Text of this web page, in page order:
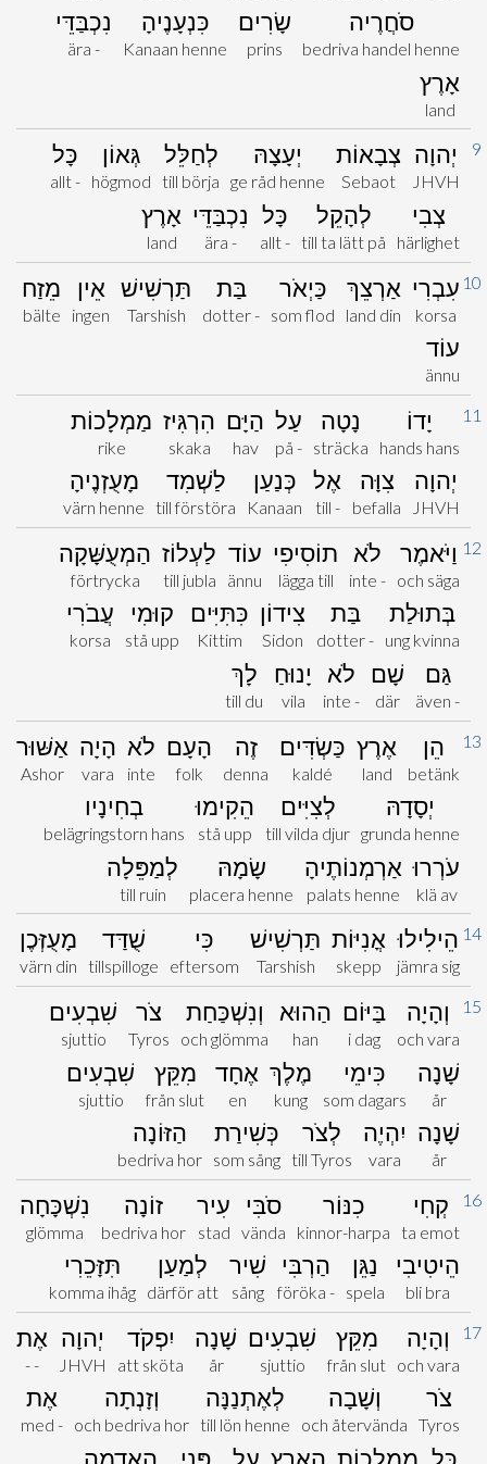
סֹחֲרֶיה
bedriva handel henne
שָׂרִים
prins
כִּנְעָנֶיהָ
Kanaan henne
נִכְבַּדֵּי
ära -
אָרֶץ
land
9
יְהוָה
JHVH
צְבָאוֹת
Sebaot
יְעָצָהּ
ge råd henne
לְחַלֵּל
till börja
גְּאוֹן
högmod
כָּל
allt -
צְבִי
härlighet
לְהָקֵל
till ta lätt på
כָּל
allt -
נִכְבַּדֵּי
ära -
אָרֶץ
land
10 עִבְרִי
korsa
אַרְצֵךְ
land din
כַּיְאֹר
som flod
בַּת
dotter -
תַּרְשִׁישׁ
Tarshish
אֵין
ingen
מֵזַח
bälte
עוֹד
ännu
11
יָדוֹ
hands hans
נָטָה
sträcka
עַל
på -
הַיָּם
hav
הִרְגִּיז
skaka
מַמְלָכוֹת
rike
יְהוָה
JHVH
צִוָּה
befalla
אֶל
till -
כְּנַעַן
Kanaan
לַשְׁמִד
till förstöra
מָעֻזְנֶיהָ
värn henne
12 וַיֹּאמֶר
och säga
לֹא
inte -
תוֹסִיפִי
lägga till
עוֹד
ännu
לַעְלוֹז
till jubla
הַמְעֻשָּׁקָה
förtrycka
בְּתוּלַת
ung kvinna
בַּת
dotter -
צִידוֹן
Sidon
כִּתִּיִּים
Kittim
קוּמִי
stå upp
עֲבֹרִי
korsa
גַּם
även -
שָׁם
där
לֹא
inte -
יָנוּחַ
vila
לָךְ
till du
13
הֵן
betänk
אֶרֶץ
land
כַּשְׂדִּים
kaldé
זֶה
denna
הָעָם
folk
לֹא
inte
הָיָה
vara
אַשּׁוּר
Ashor
יְסָדָהּ
grunda henne
לְצִיִּים
till vilda djur
הֵקִימוּ
stå upp
בְחִינָיו
belägringstorn hans
עֹרְרוּ
klä av
אַרְמְנוֹתֶיהָ
palats henne
שָׂמָהּ
placera henne
לְמַפֵּלָה
till ruin
14 הֵילִילוּ
jämra sig
אֳנִיּוֹת
skepp
תַּרְשִׁישׁ
Tarshish
כִּי
eftersom
שֻׁדַּד
tillspilloge
מָעֻזְּכֶן
värn din
15
וְהָיָה
och vara
בַּיּוֹם
i dag
הַהוּא
han
וְנִשְׁכַּחַת
och glömma
צֹר
Tyros
שִׁבְעִים
sjuttio
שָׁנָה
år
כִּימֵי
som dagars
מֶלֶךְ
kung
אֶחָד
en
מִקֵּץ
från slut
שִׁבְעִים
sjuttio
שָׁנָה
år
יִהְיֶה
vara
לְצֹר
till Tyros
כְּשִׁירַת
som sång
הַזּוֹנָה
bedriva hor
16
קְחִי
ta emot
כִנּוֹר
kinnor-harpa
סֹבִּי
vända
עִיר
stad
זוֹנָה
bedriva hor
נִשְׁכָּחָה
glömma
הֵיטִיבִי
bli bra
נַגֵּן
spela
הַרְבִּי
föröka -
שִׁיר
sång
לְמַעַן
därför att
תִּזָּכֵרִי
komma ihåg
17
וְהָיָה
och vara
מִקֵּץ
från slut
שִׁבְעִים
sjuttio
שָׁנָה
år
יִפְקֹד
att sköta
יְהוָה
JHVH
אֶת
- -
צֹר
Tyros
וְשָׁבָה
och återvända
לְאֶתְנַנָּה
till lön henne
וְזָנְתָה
och bedriva hor
אֶת
med -
כָּל מַמְלְכוֹת הָאָרֶץ עַל פְּנֵי הָאֲדָמָה